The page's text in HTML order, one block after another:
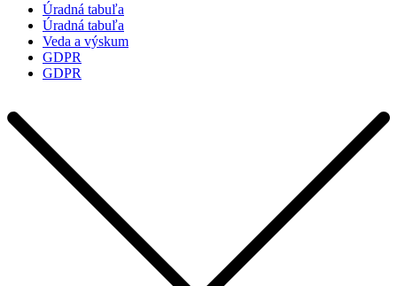
Úradná tabuľa
Úradná tabuľa
Veda a výskum
GDPR
GDPR